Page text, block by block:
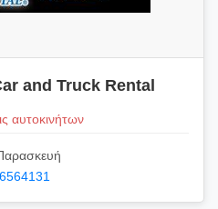
and Truck Rental
αυτοκινήτων